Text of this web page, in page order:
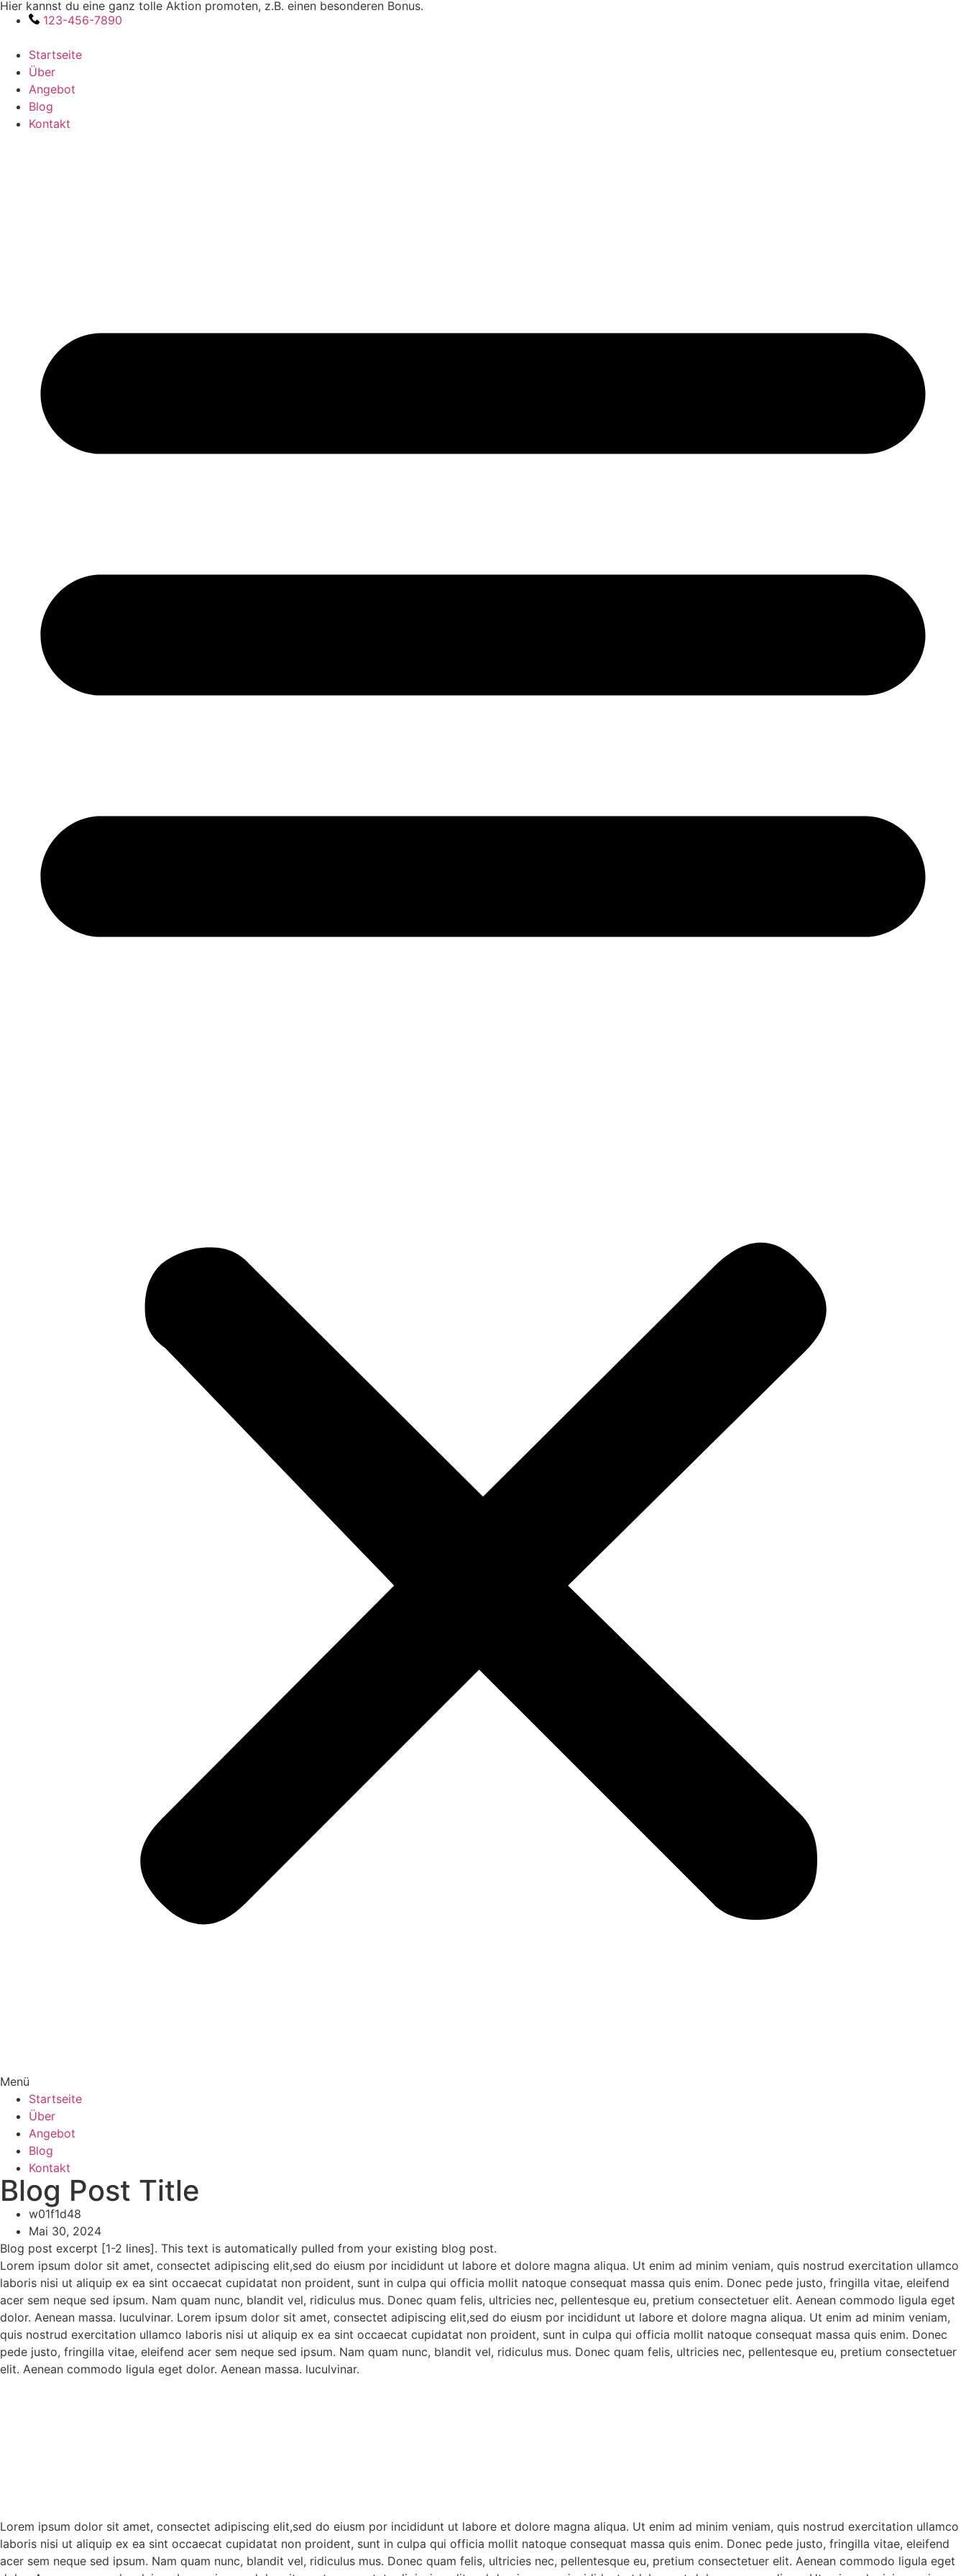
Zum
Inhalt
Hier kannst du eine ganz tolle Aktion promoten, z.B. einen besonderen Bonus.
123-456-7890
Startseite
Über
Angebot
Blog
Kontakt
Menü
Startseite
Über
Angebot
Blog
Kontakt
Blog Post Title
w01f1d48
Mai 30, 2024
Blog post excerpt [1-2 lines]. This text is automatically pulled from your existing blog post.
Lorem ipsum dolor sit amet, consectet adipiscing elit,sed do eiusm por incididunt ut labore et dolore magna aliqua. Ut enim ad minim veniam, quis nostrud exercitation ullamco
laboris nisi ut aliquip ex ea sint occaecat cupidatat non proident, sunt in culpa qui officia mollit natoque consequat massa quis enim. Donec pede justo, fringilla vitae, eleifend
acer sem neque sed ipsum. Nam quam nunc, blandit vel, ridiculus mus. Donec quam felis, ultricies nec, pellentesque eu, pretium consectetuer elit. Aenean commodo ligula eget
dolor. Aenean massa. luculvinar. Lorem ipsum dolor sit amet, consectet adipiscing elit,sed do eiusm por incididunt ut labore et dolore magna aliqua. Ut enim ad minim veniam,
quis nostrud exercitation ullamco laboris nisi ut aliquip ex ea sint occaecat cupidatat non proident, sunt in culpa qui officia mollit natoque consequat massa quis enim. Donec
pede justo, fringilla vitae, eleifend acer sem neque sed ipsum. Nam quam nunc, blandit vel, ridiculus mus. Donec quam felis, ultricies nec, pellentesque eu, pretium consectetuer
elit. Aenean commodo ligula eget dolor. Aenean massa. luculvinar.
Lorem ipsum dolor sit amet, consectet adipiscing elit,sed do eiusm por incididunt ut labore et dolore magna aliqua. Ut enim ad minim veniam, quis nostrud exercitation ullamco
laboris nisi ut aliquip ex ea sint occaecat cupidatat non proident, sunt in culpa qui officia mollit natoque consequat massa quis enim. Donec pede justo, fringilla vitae, eleifend
acer sem neque sed ipsum. Nam quam nunc, blandit vel, ridiculus mus. Donec quam felis, ultricies nec, pellentesque eu, pretium consectetuer elit. Aenean commodo ligula eget